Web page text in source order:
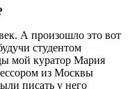
А произошло это вот
студентом
мой куратор Мария
из Москвы
писать у него